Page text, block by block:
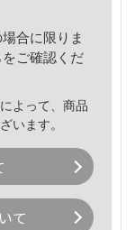
合に限りま
をご確認くだ
よって、商品
います。
て